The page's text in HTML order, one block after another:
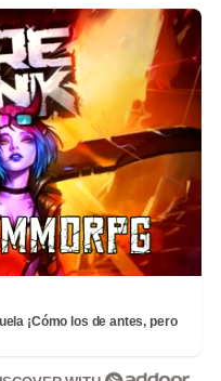
¡Cómo los de antes, pero